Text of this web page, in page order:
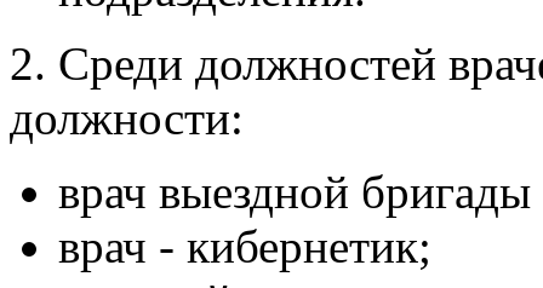
2. Среди должностей
должности:
врач выездной
врач - кибернетик;